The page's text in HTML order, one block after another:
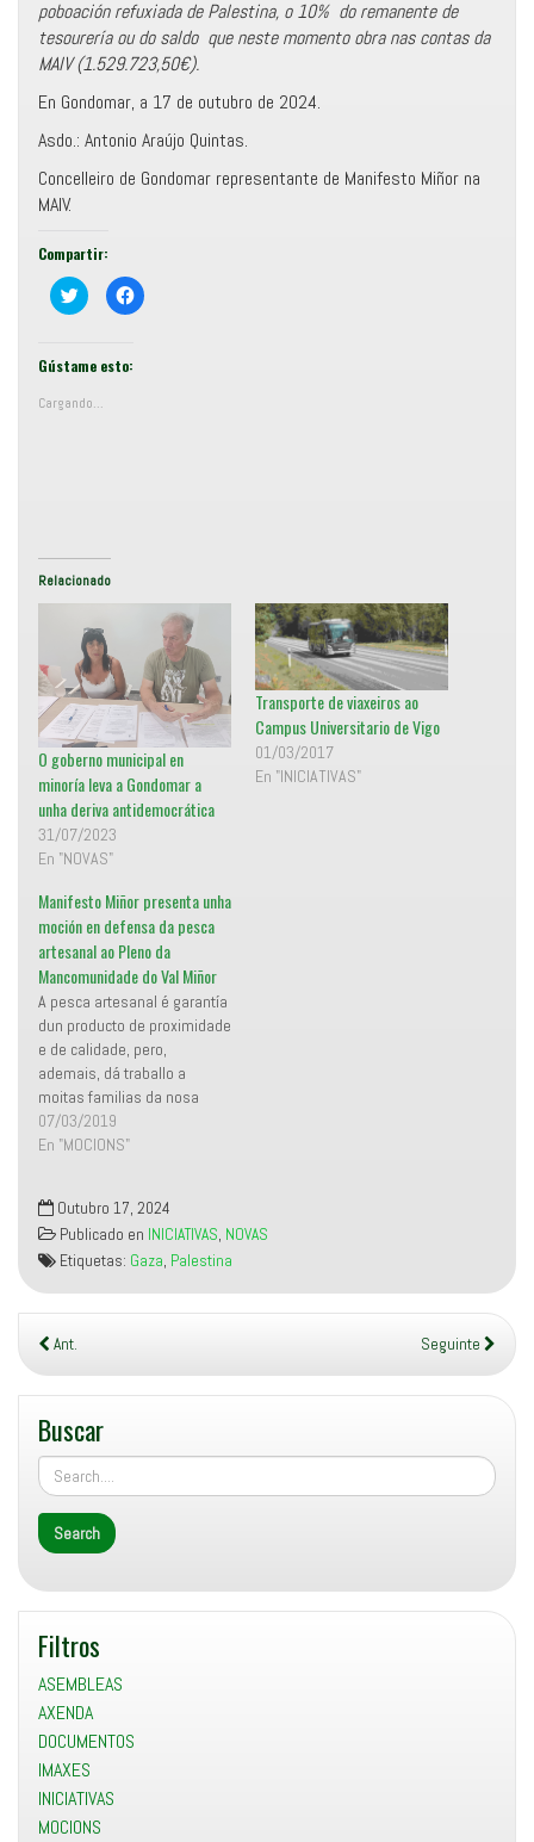
poboación refuxiada de Palestina, o 10% do remanente de
tesourería ou do saldo que neste momento obra nas contas da
MAIV (1.529.723,50€).
En Gondomar, a 17 de outubro de 2024.
Asdo.: Antonio Araújo Quintas.
Concelleiro de Gondomar representante de Manifesto Miñor na
MAIV.
Compartir:
C
o
r
t
r
S
e
b
e
e
n
u
n
a
v
e
n
t
a
n
a
n
u
e
v
F
e
e
e
b
o
o
k
(
S
e
a
b
r
a
v
e
n
t
a
a
n
u
e
a
)
Gústame esto:
Cargando...
Relacionado
O goberno municipal en
minoría leva a Gondomar a
unha deriva antidemocrática
31/07/2023
En "NOVAS"
Transporte de viaxeiros ao
Campus Universitario de Vigo
01/03/2017
En "INICIATIVAS"
Manifesto Miñor presenta unha
moción en defensa da pesca
artesanal ao Pleno da
Mancomunidade do Val Miñor
A pesca artesanal é garantía
dun producto de proximidade
e de calidade, pero,
ademais, dá traballo a
moitas familias da nosa
Comarca. Por tanto,
entendemos a pesca
fundamental para o val
miñor. Cómpre lembrar,
tamñén, que se trata dunha
actividade sustentable e
respectuosa co mar.…
07/03/2019
En "MOCIONS"
Outubro 17, 2024
Publicado en INICIATIVAS, NOVAS
Etiquetas: Gaza, Palestina
Ant. Seguinte
Buscar
Filtros
ASEMBLEAS
AXENDA
DOCUMENTOS
IMAXES
INICIATIVAS
MOCIONS